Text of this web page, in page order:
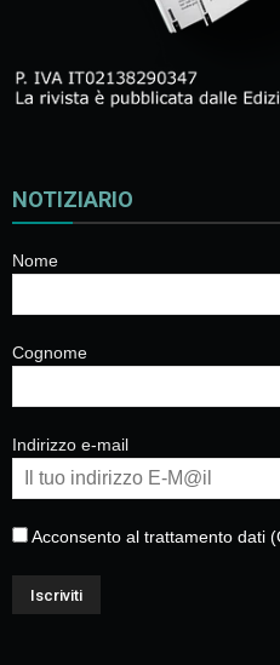
NOTIZIARIO
Nome
Cognome
Indirizzo e-mail
Acconsento al trattamento dati